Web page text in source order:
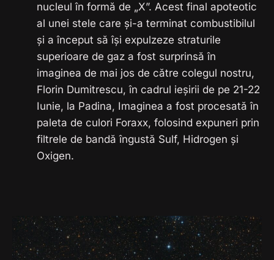
nucleul în formă de „X”. Acest final apoteotic
al unei stele care și-a terminat combustibilul
și a început să își expulzeze straturile
superioare de gaz a fost surprinsă în
imaginea de mai jos de către colegul nostru,
Florin Dumitrescu, în cadrul ieșirii de pe 21-22
Iunie, la Padina, Imaginea a fost procesată în
paleta de culori Foraxx, folosind expuneri prin
filtrele de bandă îngustă Sulf, Hidrogen și
Oxigen.